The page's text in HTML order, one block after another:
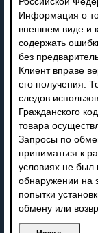
Информация о
внешнем виде и
содержать
без
Клиент вправе
его получения.
следов
Гражданского
товара
Запросы по
приниматься к
условиях не был
обнаружении на
попытки
обмену или